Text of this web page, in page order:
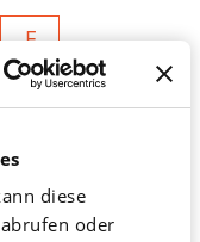
diese
oder
F
L
<